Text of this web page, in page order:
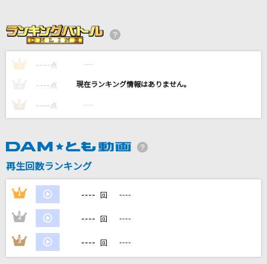
Superfly
慟哭
女の小箱
瀬川瑛子
好きすぎて滅！
M!LK
1 ---- 点 ----
---- 点 ----
3 ---- 点 ----
再生回数ランキング
1 ---- 回 ----
2 ---- 回 ----
3 ---- 回 ----